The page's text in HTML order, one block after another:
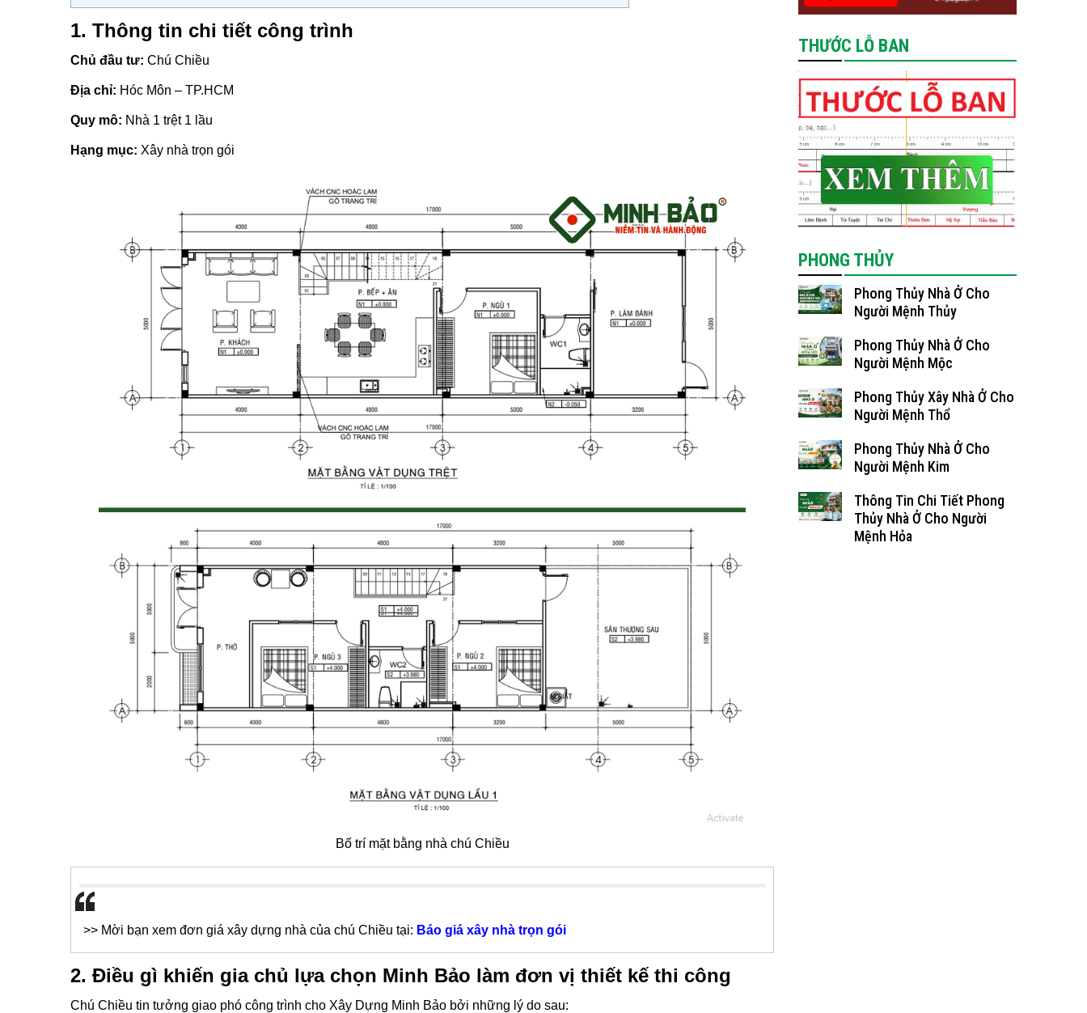
1. Thông tin chi tiết công trình
Chủ đầu tư: Chú Chiều
Địa chỉ: Hóc Môn – TP.HCM
Quy mô: Nhà 1 trệt 1 lầu
Hạng mục: Xây nhà trọn gói
Bố trí mặt bằng nhà chú Chiều
>> Mời bạn xem đơn giá xây dựng nhà của chú Chiều tại: Báo giá xây nhà trọn gói
2. Điều gì khiến gia chủ lựa chọn Minh Bảo làm đơn vị thiết kế thi công
Chú Chiều tin tưởng giao phó công trình cho Xây Dựng Minh Bảo bởi những lý do sau:
THƯỚC LỖ BAN
PHONG THỦY
Phong Thủy Nhà Ở Cho
Người Mệnh Thủy
Phong Thủy Nhà Ở Cho
Người Mệnh Mộc
Phong Thủy Xây Nhà Ở Cho
Người Mệnh Thổ
Phong Thủy Nhà Ở Cho
Người Mệnh Kim
Thông Tin Chi Tiết Phong
Thủy Nhà Ở Cho Người
Mệnh Hỏa